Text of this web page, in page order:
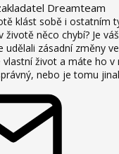
Dreamteam
klást sobě i ostatním
životě něco chybí? Je
zásadní změny
život a máte ho v
nebo je tomu